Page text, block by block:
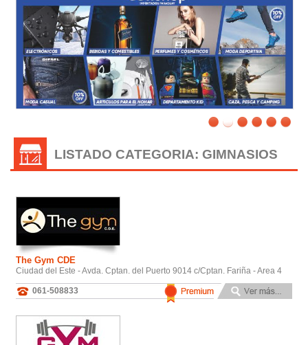
LISTADO CATEGORIA: GIMNASIOS
The Gym CDE
Ciudad del Este - Avda. Cptan. del Puerto 9014 c/Cptan. Fariña - Area 4
061-508833